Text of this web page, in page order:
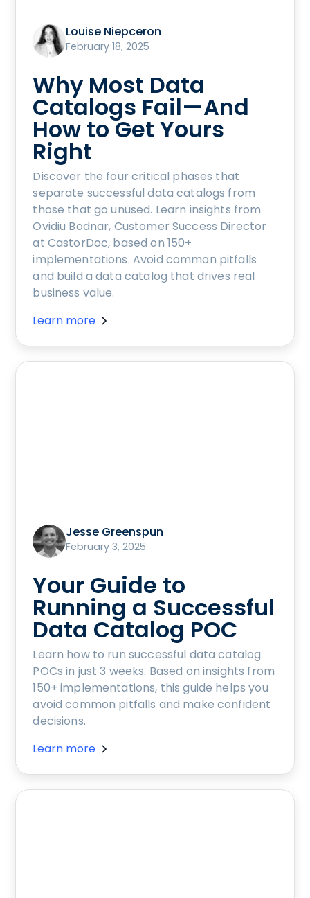
Louise Niepceron
February 18, 2025
Why Most Data
Catalogs Fail—And
How to Get Yours
Right
Discover the four critical phases that
separate successful data catalogs from
those that go unused. Learn insights from
Ovidiu Bodnar, Customer Success Director
at CastorDoc, based on 150+
implementations. Avoid common pitfalls
and build a data catalog that drives real
business value.
Learn more
Jesse Greenspun
February 3, 2025
Your Guide to
Running a Successful
Data Catalog POC
Learn how to run successful data catalog
POCs in just 3 weeks. Based on insights from
150+ implementations, this guide helps you
avoid common pitfalls and make confident
decisions.
Learn more